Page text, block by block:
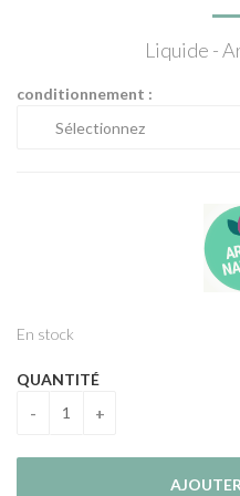
Liquide -
conditionnement :
En stock
QUANTITÉ